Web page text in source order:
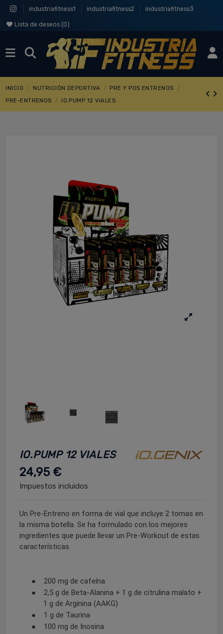
industriafitness1 industriafitness2 industriafitness3
Lista de deseos (0)
INICIO NUTRICIÓN DEPORTIVA
PRE Y POS ENTRENOS
PRE-ENTRENOS
IO.PUMP 12 VIALES
IO.PUMP 12 VIALES
24,95 €
Impuestos incluidos
Un Pre-Entreno en forma de vial que incluye 2 tomas en
la misma botella. Se ha formulado con los mejores
ingredientes que puede llevar un Pre-Workout de estas
características.
● 200 mg de cafeína
●
2,5 g de Beta-Alanina + 1 g de citrulina malato +
1 g de Arginina (AAKG)
● 1 g de Taurina
● 100 mg de Inosina